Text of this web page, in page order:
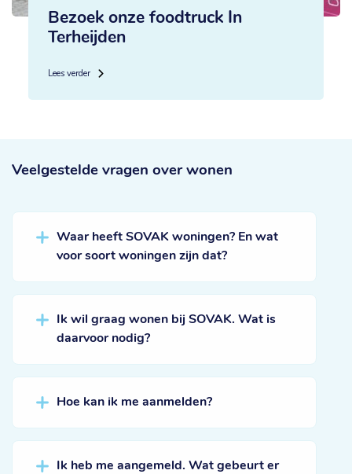
Bezoek onze foodtruck In
Terheijden
Lees verder
Veelgestelde vragen over wonen
Waar heeft SOVAK woningen? En wat
voor soort woningen zijn dat?
Ik wil graag wonen bij SOVAK. Wat is
daarvoor nodig?
Hoe kan ik me aanmelden?
Ik heb me aangemeld. Wat gebeurt er